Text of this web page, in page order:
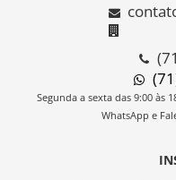
Segunda a sexta das 9:00 às
WhatsApp e